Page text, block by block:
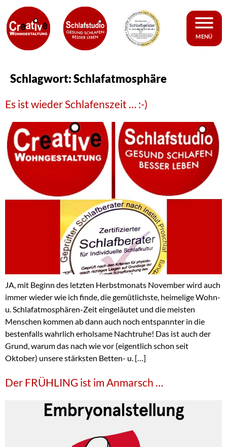
MENÜ
Schlagwort:Schlafatmosphäre
Es ist wieder Schlafenszeit … :-)
JA, mit Beginn des letzten Herbstmonats November wird auch
immer wieder wie ich finde, die gemütlichste, heimelige Wohn-
u. Schlafatmosphären-Zeit eingeläutet und die meisten
Menschen kommen ab dann auch noch entspannter in die
bestenfalls wahrlich erholsame Nachtruhe! Das ist auch der
Grund, warum das nach wie vor (eigentlich schon seit
Oktober) unsere stärksten Betten- u. […]
Der FRÜHLING ist im Anmarsch …